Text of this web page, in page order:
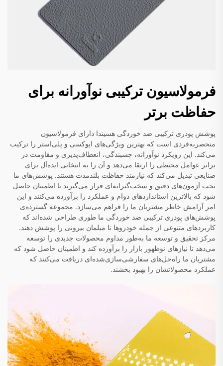
فرمولاسیون ترکیبی نوآورانه برای
حفاظت برتر
پوشش پودری ترکیبی ضد خوردگی هسیندا دارای فرمولاسیون
منحصربه‌فردی است که بهترین ویژگی‌های اپوکسی و پلی‌استر را ترکیب
می‌کند. این رویکرد نوآورانه، چسبندگی، انعطاف‌پذیری و مقاومت در
برابر عوامل محیطی را ارتقا می‌دهد و آن را به انتخابی ایده‌آل برای
صنایعی تبدیل می‌کند که نیازمند حفاظت بلندمدت هستند. پوشش‌های ما
تحت آزمون‌های دقیق و سخت‌گیرانه‌ای قرار می‌گیرند تا اطمینان حاصل
شود که بالاترین استانداردهای دوام و عملکرد را برآورده می‌کنند و این
امر آرامش خاطر مشتریان ما را فراهم می‌سازد. مجموعه گسترده‌ی
پوشش‌های پودری ترکیبی ضد خوردگی ما طوری طراحی شده‌اند که
کاربردهای متنوعی از جمله خودروها تا مبلمان بیرونی را پوشش دهند.
مرکز تحقیق و توسعه ما به‌طور مداوم محصولات جدیدی را توسعه
می‌دهد تا نیازهای نوظهور بازار را برآورده کند و اطمینان حاصل شود که
مشتریان ما راه‌حل‌های سفارشی‌سازی‌شده‌ای دریافت می‌کنند که
عملکرد محصولاتشان را بهبود بخشند.